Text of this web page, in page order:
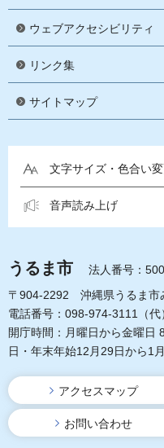
ウェブアクセシビリティ
リンク集
サイトマップ
文字サイズ・色合い
音声読み上げ
うるま市
法人番号：
〒904-2292 沖縄県うるま市
電話番号：098-974-3111（代
開庁時間：月曜日から金曜日
日・年末年始12月29日から1
アクセスマップ
お問い合わせ